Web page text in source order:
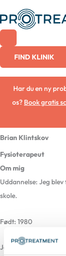
til
indholdet
FIND KLINIK
Har du en ny
os? Book gratis
Brian Klintskov
Fysioterapeut
Om mig
Uddannelse: Jeg
skole.
Født: 1980
Jeg føler en stor